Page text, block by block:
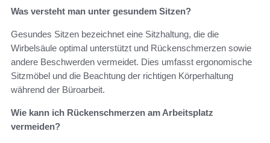
Was versteht man unter gesundem Sitzen?
Gesundes Sitzen bezeichnet eine Sitzhaltung, die die
Wirbelsäule optimal unterstützt und Rückenschmerzen sowie
andere Beschwerden vermeidet. Dies umfasst ergonomische
Sitzmöbel und die Beachtung der richtigen Körperhaltung
während der Büroarbeit.
Wie kann ich Rückenschmerzen am Arbeitsplatz
vermeiden?